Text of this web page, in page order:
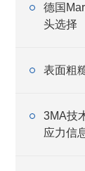
德国
头选择
表面粗
3MA技
应力信